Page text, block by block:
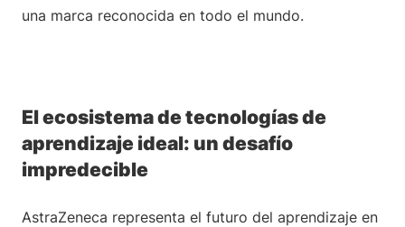
una marca reconocida en todo el mundo.
El ecosistema de tecnologías de
aprendizaje ideal: un desafío
impredecible
AstraZeneca representa el futuro del aprendizaje en